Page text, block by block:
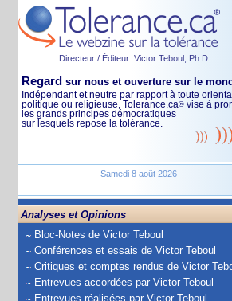
Directeur / Éditeur: Victor Teboul, Ph.D.
Regard sur nous et ouverture sur le
Indépendant et neutre par rapport à toute
politique ou religieuse, Tolerance.ca® vise à
les grands principes démocratiques
sur lesquels repose la tolérance.
Samedi 8 août 2026
Analyses et Opinions
Bloc-Notes de Victor Teboul
Conférences et essais de Victor Teboul
Critiques et comptes rendus de Victor
Entrevues accordées par Victor Teboul
Entrevues réalisées par Victor Teboul